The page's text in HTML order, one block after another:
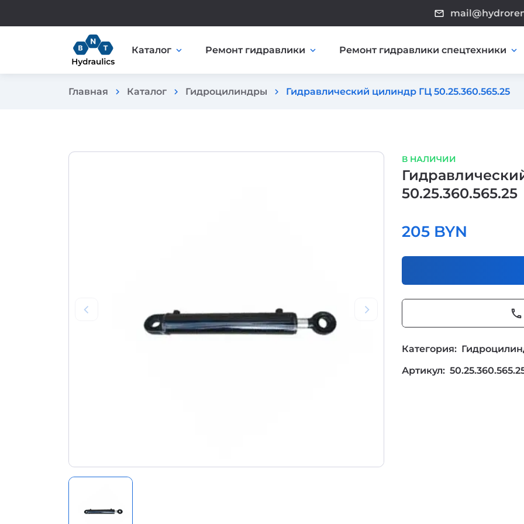
mail_outline
Каталог expand_more Ремонт гидравлики expand_more Ремонт гидравлики спецтехники expand_more
Главная chevron_right Каталог chevron_right Гидроцилиндры chevron_right Гидравлический цилиндр ГЦ 50.25.360.565.25
В НАЛИЧИИ
50.25.360.565.25
205 BYN
phone
Категория:
Артикул: